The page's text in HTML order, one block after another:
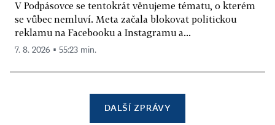
V Podpásovce se tentokrát věnujeme tématu, o kterém
se vůbec nemluví. Meta začala blokovat politickou
reklamu na Facebooku a Instagramu a...
7. 8. 2026 ▪ 55:23 min.
DALŠÍ ZPRÁVY